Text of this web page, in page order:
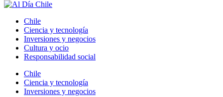
Chile
Ciencia y tecnología
Inversiones y negocios
Cultura y ocio
Responsabilidad social
Chile
Ciencia y tecnología
Inversiones y negocios